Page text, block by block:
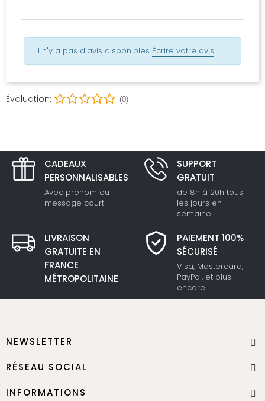
Il n'y a pas d'avis disponibles Écrire votre avis
Évaluation: (0)
CADEAUX
PERSONNALISABLES
Avec prénom ou
message court
SUPPORT
GRATUIT
de 8h à 20h tous
les jours en
semaine
LIVRAISON
GRATUITE EN
FRANCE
MÉTROPOLITAINE
PAIEMENT 100%
SÉCURISÉ
Visa, Mastercard,
PayPal, et plus
encore.
NEWSLETTER
RÉSEAU SOCIAL
INFORMATIONS